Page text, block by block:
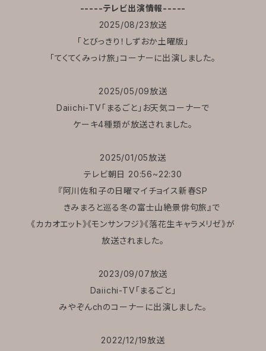
-----テレビ出演情報-----
2025/08/23放送
「とびっきり！しずおか土曜版」
「てくてくみっけ旅」コーナーに出演しました。
2025/05/09放送
Daiichi-TV「まるごと」お天気コーナーで
ケーキ4種類が放送されました。
2025/01/05放送
テレビ朝日 20:56~22:30
『阿川佐和子の日曜マイチョイス新春SP
きみまろと巡る冬の富士山絶景俳句旅』で
《カカオエット》《モンサンフジ》《落花生キャラメリゼ》が
放送されました。
2023/09/07放送
Daiichi-TV「まるごと」
みやぞんchのコーナーに出演しました。
2022/12/19放送